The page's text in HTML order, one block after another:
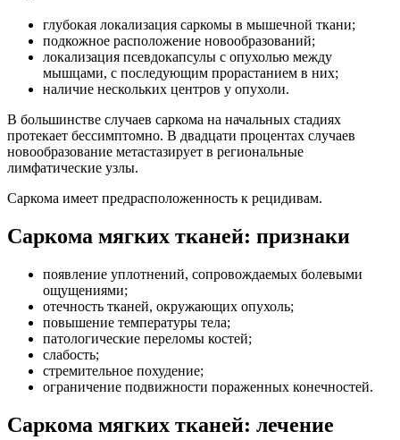
глубокая локализация саркомы в мышечной ткани;
подкожное расположение новообразований;
локализация псевдокапсулы с опухолью между
мышцами, с последующим прорастанием в них;
наличие нескольких центров у опухоли.
В большинстве случаев саркома на начальных стадиях
протекает бессимптомно. В двадцати процентах случаев
новообразование метастазирует в региональные
лимфатические узлы.
Саркома имеет предрасположенность к рецидивам.
Саркома мягких тканей: признаки
появление уплотнений, сопровождаемых болевыми
ощущениями;
отечность тканей, окружающих опухоль;
повышение температуры тела;
патологические переломы костей;
слабость;
стремительное похудение;
ограничение подвижности пораженных конечностей.
Саркома мягких тканей: лечение